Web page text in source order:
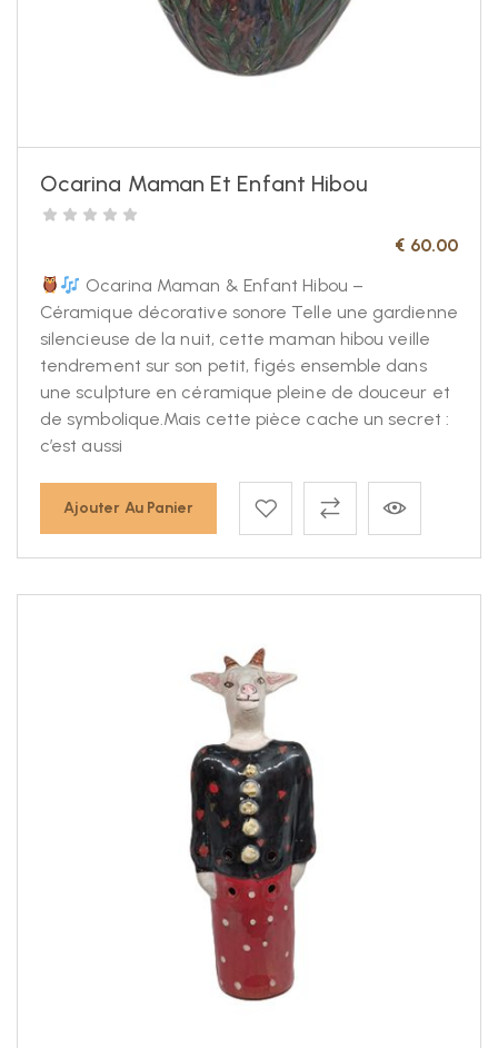
Ocarina Maman Et Enfant Hibou
€ 60.00
Ocarina Maman & Enfant Hibou –
Céramique décorative sonore Telle une gardienne
silencieuse de la nuit, cette maman hibou veille
tendrement sur son petit, figés ensemble dans
une sculpture en céramique pleine de douceur et
de symbolique.Mais cette pièce cache un secret :
c’est aussi
Ajouter Au Panier